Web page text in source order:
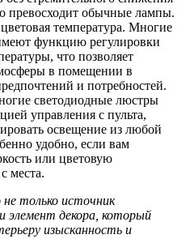
превосходит обычные лампы.
температура. Многие
функцию регулировки
что позволяет
в помещении в
и потребностей.
светодиодные люстры
управления с пульта,
освещение из любой
удобно, если вам
или цветовую
места.
только источник
элемент декора, который
изысканность и